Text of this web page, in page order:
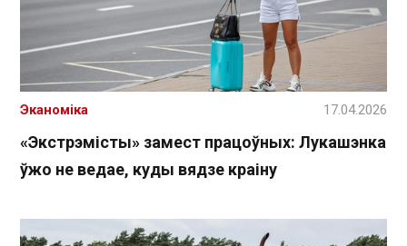
«Экстрэмісты» замест працоўных: Лукашэнка
ўжо не ведае, куды вядзе краіну
Эканоміка 17.04.2026